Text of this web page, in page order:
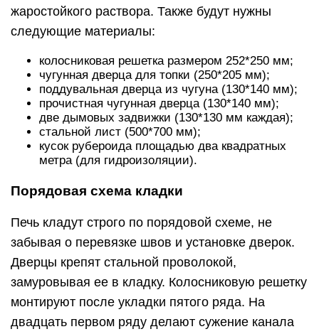
жаростойкого раствора. Также будут нужны
следующие материалы:
колосниковая решетка размером 252*250 мм;
чугунная дверца для топки (250*205 мм);
поддувальная дверца из чугуна (130*140 мм);
прочистная чугунная дверца (130*140 мм);
две дымовых задвижки (130*130 мм каждая);
стальной лист (500*700 мм);
кусок рубероида площадью два квадратных
метра (для гидроизоляции).
Порядовая схема кладки
Печь кладут строго по порядовой схеме, не
забывая о перевязке швов и установке дверок.
Дверцы крепят стальной проволокой,
замуровывая ее в кладку. Колосниковую решетку
монтируют после укладки пятого ряда. На
двадцать первом ряду делают сужение канала